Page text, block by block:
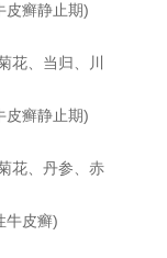
癣静止期)
、当归、川
癣静止期)
花、丹参、赤
皮癣)